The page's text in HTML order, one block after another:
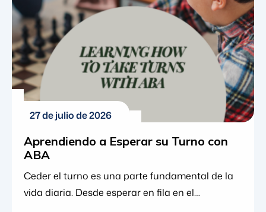
sentido vital de perspectiva, tranquilizando a las
familias […]
27 de julio de 2026
Aprendiendo a Esperar su Turno con
ABA
Ceder el turno es una parte fundamental de la
vida diaria. Desde esperar en fila en el